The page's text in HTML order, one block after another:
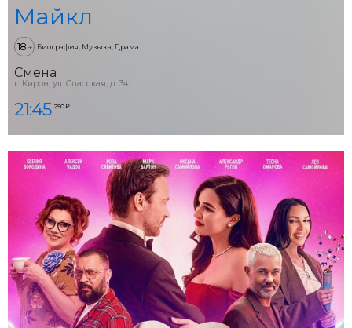
Майкл
18 + Биография, Музыка, Драма
Смена
г. Киров, ул. Спасская, д. 34
21:45 290 ₽